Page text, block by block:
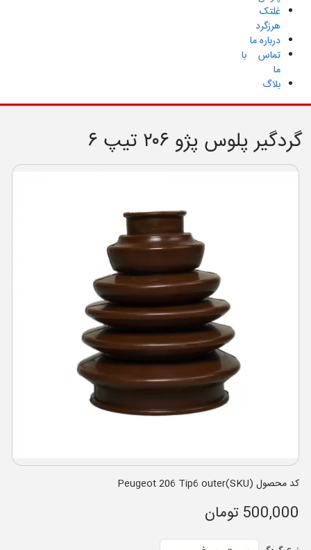
غلتک
هرزگرد
درباره ما
تماس با
ما
بلاگ
گردگیر پلوس پژو ۲۰۶ تیپ ۶
کد محصول (SKU)Peugeot 206 Tip6 outer
500,000 تومان